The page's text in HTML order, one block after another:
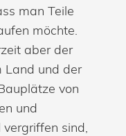
man Teile
möchte.
aber der
Land und der
von
und
vergriffen sind,